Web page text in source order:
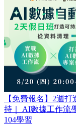
【免費報名】2週
持｜ AI數據工作流
104學習